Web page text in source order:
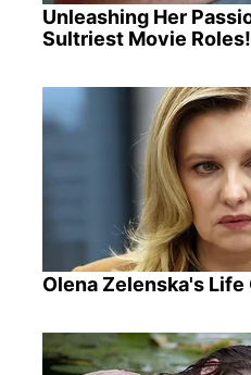
Unleashing Her
Sultriest Movie Roles!
Olena Zelenska's